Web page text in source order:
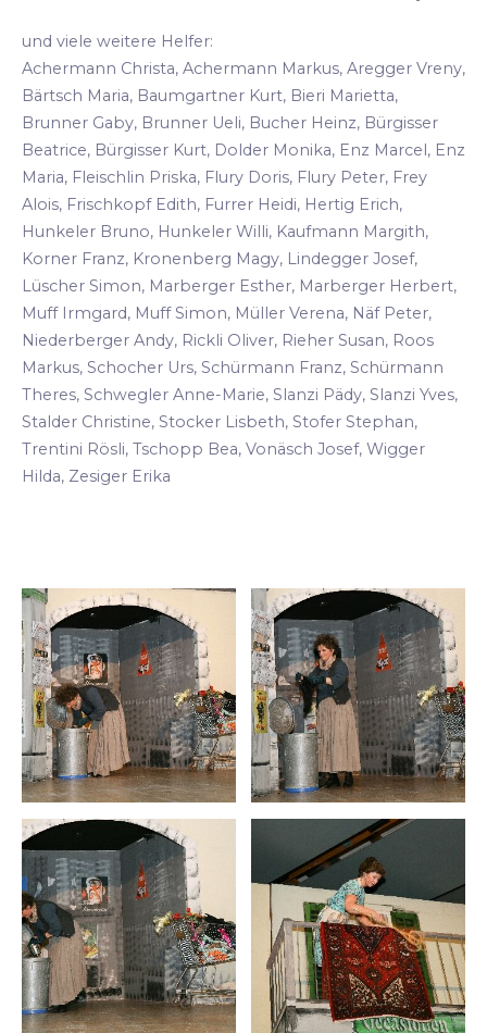
und viele weitere Helfer:
Achermann Christa, Achermann Markus, Aregger Vreny,
Bärtsch Maria, Baumgartner Kurt, Bieri Marietta,
Brunner Gaby, Brunner Ueli, Bucher Heinz, Bürgisser
Beatrice, Bürgisser Kurt, Dolder Monika, Enz Marcel, Enz
Maria, Fleischlin Priska, Flury Doris, Flury Peter, Frey
Alois, Frischkopf Edith, Furrer Heidi, Hertig Erich,
Hunkeler Bruno, Hunkeler Willi, Kaufmann Margith,
Korner Franz, Kronenberg Magy, Lindegger Josef,
Lüscher Simon, Marberger Esther, Marberger Herbert,
Muff Irmgard, Muff Simon, Müller Verena, Näf Peter,
Niederberger Andy, Rickli Oliver, Rieher Susan, Roos
Markus, Schocher Urs, Schürmann Franz, Schürmann
Theres, Schwegler Anne-Marie, Slanzi Pädy, Slanzi Yves,
Stalder Christine, Stocker Lisbeth, Stofer Stephan,
Trentini Rösli, Tschopp Bea, Vonäsch Josef, Wigger
Hilda, Zesiger Erika